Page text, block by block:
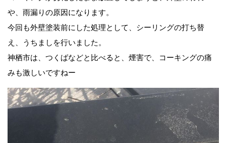
や、雨漏りの原因になります。
今回も外壁塗装前にした処理として、シーリングの打ち替
え、うちましを行いました。
神栖市は、つくばなどと比べると、煙害で、コーキングの痛
みも激しいですねー